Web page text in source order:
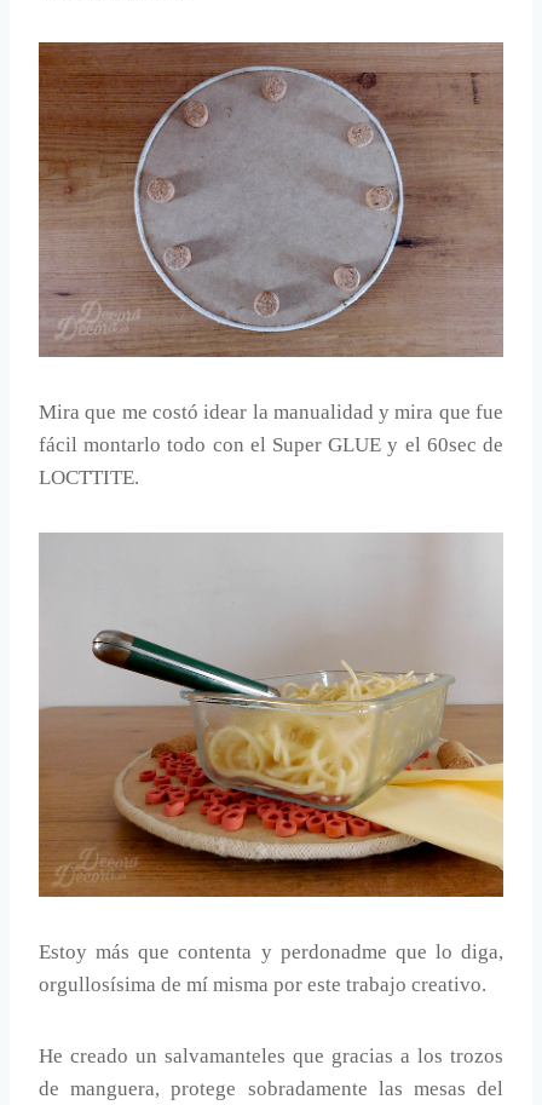
Mira que me costó idear la manualidad y mira que fue
fácil montarlo todo con el Super GLUE y el 60sec de
LOCTTITE.
Estoy más que contenta y perdonadme que lo diga,
orgullosísima de mí misma por este trabajo creativo.
He creado un salvamanteles que gracias a los trozos
de manguera, protege sobradamente las mesas del